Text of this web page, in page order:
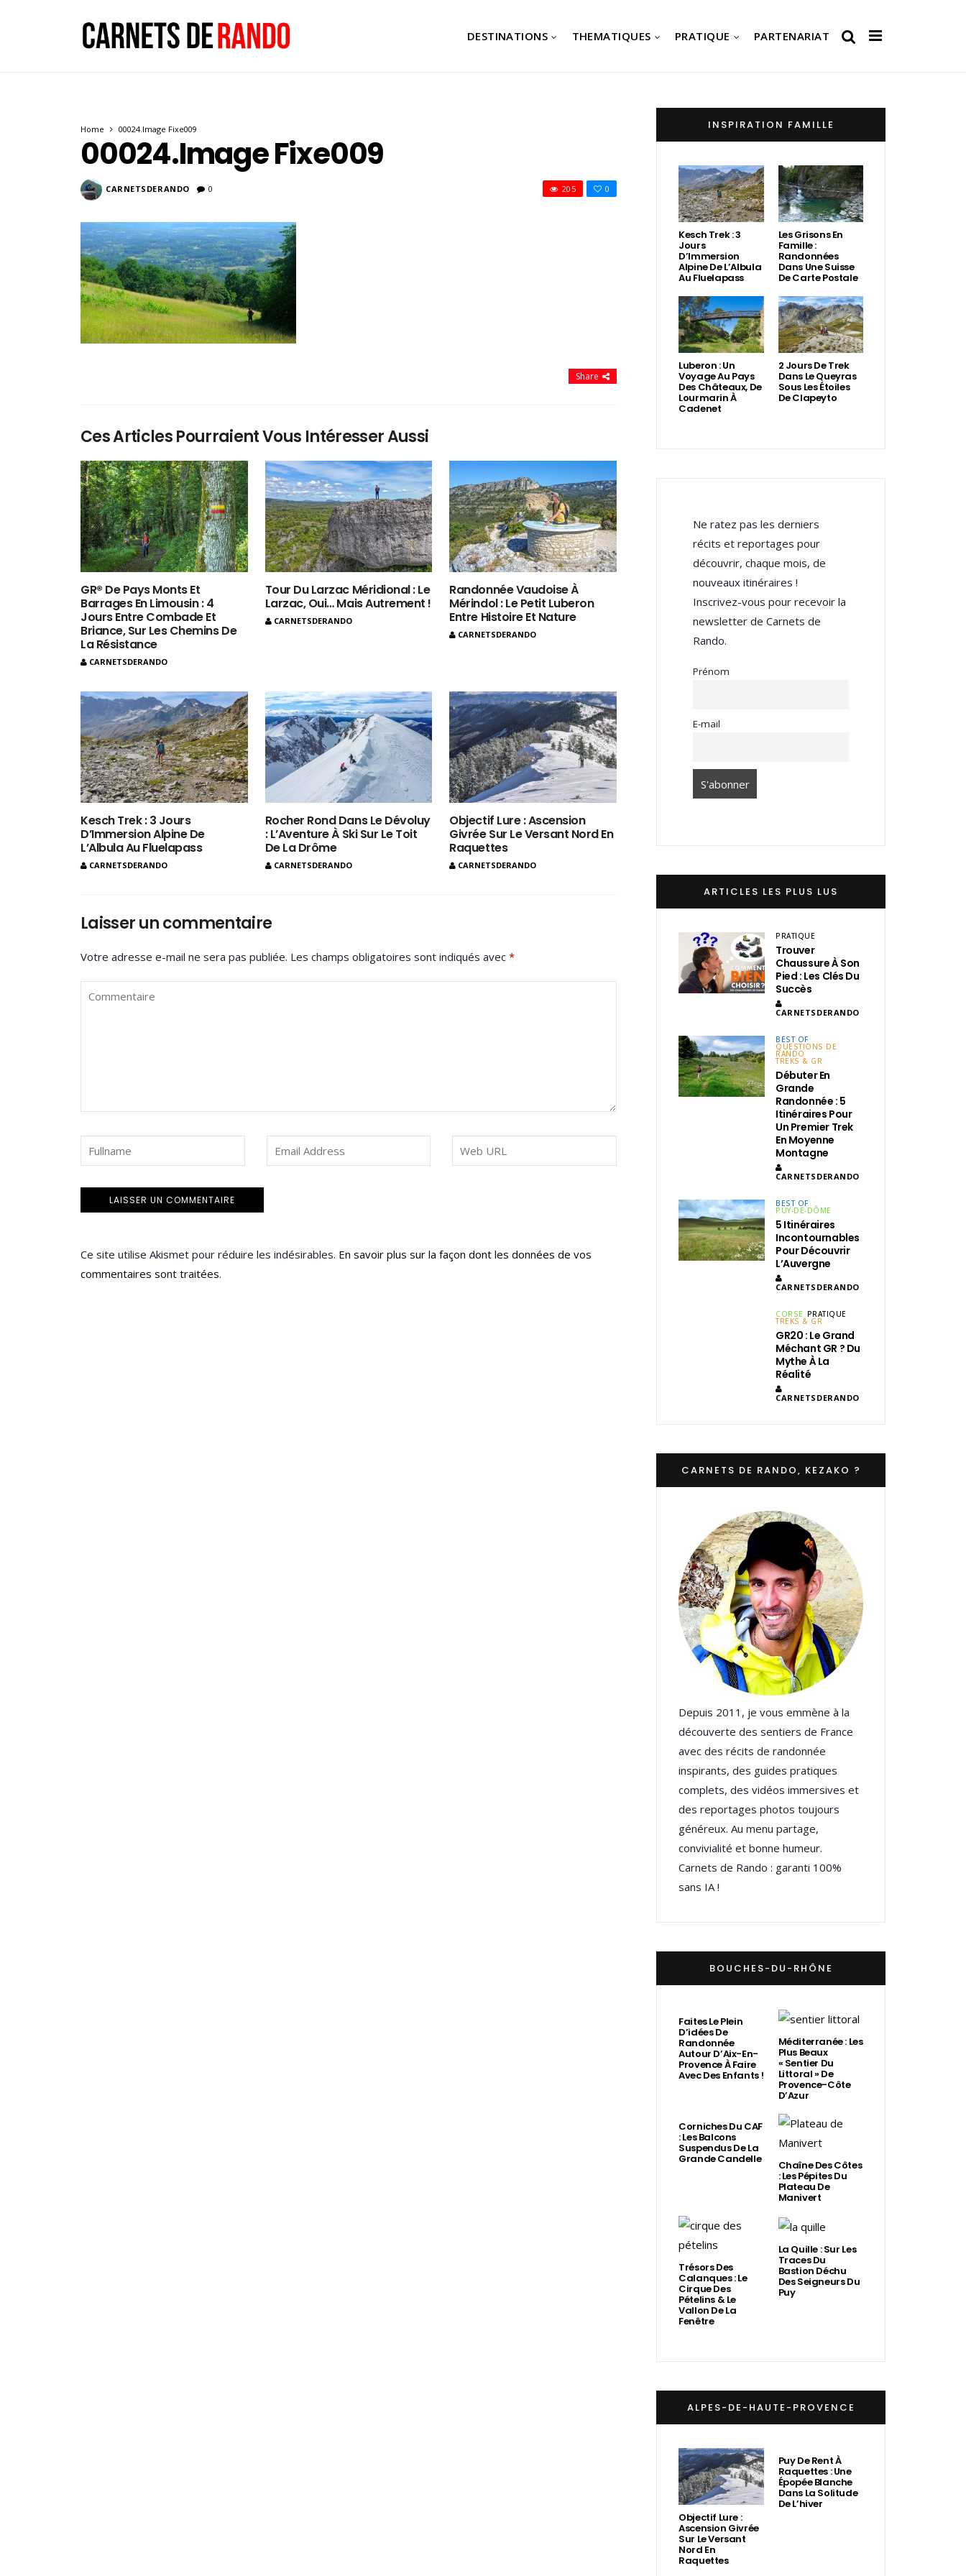
DESTINATIONS THEMATIQUES PRATIQUE PARTENARIAT
Home 00024.Image Fixe009
00024.Image Fixe009
CARNETSDERANDO 0 0
205
Share
Ces Articles Pourraient Vous Intéresser Aussi
GR® De Pays Monts Et
Barrages En Limousin : 4
Jours Entre Combade Et
Briance, Sur Les Chemins De
La Résistance
CARNETSDERANDO
Tour Du Larzac Méridional : Le
Larzac, Oui… Mais Autrement !
CARNETSDERANDO
Randonnée Vaudoise À
Mérindol : Le Petit Luberon
Entre Histoire Et Nature
CARNETSDERANDO
Kesch Trek : 3 Jours
D’Immersion Alpine De
L’Albula Au Fluelapass
CARNETSDERANDO
Rocher Rond Dans Le Dévoluy
: L’Aventure À Ski Sur Le Toit
De La Drôme
CARNETSDERANDO
Objectif Lure : Ascension
Givrée Sur Le Versant Nord En
Raquettes
CARNETSDERANDO
Laisser un commentaire
Votre adresse e-mail ne sera pas publiée. Les champs obligatoires sont indiqués avec *
Ce site utilise Akismet pour réduire les indésirables. En savoir plus sur la façon dont les données de vos
commentaires sont traitées.
INSPIRATION FAMILLE
Kesch Trek : 3
Jours
D’Immersion
Alpine De L’Albula
Au Fluelapass
Les Grisons En
Famille :
Randonnées
Dans Une Suisse
De Carte Postale
Luberon : Un
Voyage Au Pays
Des Châteaux, De
Lourmarin À
Cadenet
2 Jours De Trek
Dans Le Queyras
Sous Les Étoiles
De Clapeyto
Ne ratez pas les derniers
récits et reportages pour
découvrir, chaque mois, de
nouveaux itinéraires !
Inscrivez-vous pour recevoir la
newsletter de Carnets de
Rando.
Prénom
E-mail
ARTICLES LES PLUS LUS
PRATIQUE
Trouver
Chaussure À Son
Pied : Les Clés Du
Succès
CARNETSDERANDO
BEST OF
QUESTIONS DE
RANDO
TREKS & GR
Débuter En
Grande
Randonnée : 5
Itinéraires Pour
Un Premier Trek
En Moyenne
Montagne
CARNETSDERANDO
BEST OF
PUY-DE-DÔME
5 Itinéraires
Incontournables
Pour Découvrir
L’Auvergne
CARNETSDERANDO
CORSE PRATIQUE
TREKS & GR
GR20 : Le Grand
Méchant GR ? Du
Mythe À La
Réalité
CARNETSDERANDO
CARNETS DE RANDO, KEZAKO ?
Depuis 2011, je vous emmène à la
découverte des sentiers de France
avec des récits de randonnée
inspirants, des guides pratiques
complets, des vidéos immersives et
des reportages photos toujours
généreux. Au menu partage,
convivialité et bonne humeur.
Carnets de Rando : garanti 100%
sans IA !
BOUCHES-DU-RHÔNE
Faites Le Plein
D’idées De
Randonnée
Autour D’Aix-En-
Provence À Faire
Avec Des Enfants !
Méditerranée : Les
Plus Beaux
« Sentier Du
Littoral » De
Provence-Côte
D’Azur
Corniches Du CAF
: Les Balcons
Suspendus De La
Grande Candelle Chaîne Des Côtes
: Les Pépites Du
Plateau De
Manivert
Trésors Des
Calanques : Le
Cirque Des
Pételins & Le
Vallon De La
Fenêtre
La Quille : Sur Les
Traces Du
Bastion Déchu
Des Seigneurs Du
Puy
ALPES-DE-HAUTE-PROVENCE
Objectif Lure :
Ascension Givrée
Sur Le Versant
Nord En
Raquettes
Puy De Rent À
Raquettes : Une
Épopée Blanche
Dans La Solitude
De L’hiver